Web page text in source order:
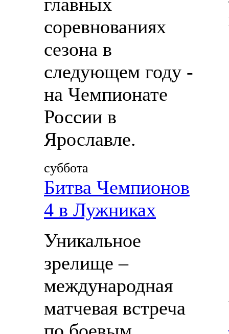
соревнованиях
сезона в
следующем году -
на Чемпионате
России в
Ярославле.
суббота
Битва Чемпионов
4 в Лужниках
Уникальное
зрелище –
международная
матчевая встреча